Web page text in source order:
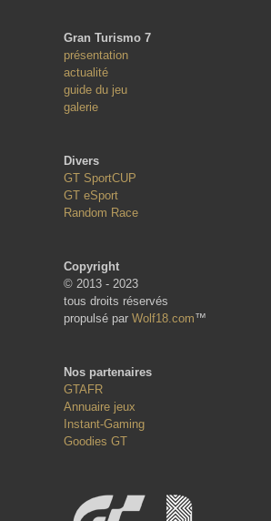
Gran Turismo 7
présentation
actualité
guide du jeu
galerie
Divers
GT SportCUP
GT eSport
Random Race
Copyright
© 2013 - 2023
tous droits réservés
propulsé par Wolf18.com™
Nos partenaires
GTAFR
Annuaire jeux
Instant-Gaming
Goodies GT